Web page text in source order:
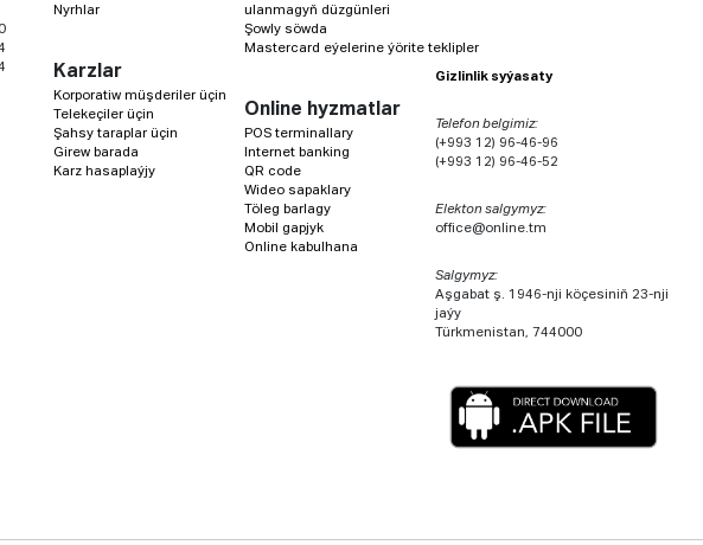
Nyrhlar
Karzlar
Korporatiw müşderiler üçin
Telekeçiler üçin
Şahsy taraplar üçin
Girew barada
Karz hasaplaýjy
ulanmagyň düzgünleri
Şowly söwda
Mastercard eýelerine ýörite teklipler
Online hyzmatlar
POS terminallary
Internet banking
QR code
Wideo sapaklary
Töleg barlagy
Mobil gapjyk
Online kabulhana
Gizlinlik syýasaty
Telefon belgimiz:
(+993 12) 96-46-96
(+993 12) 96-46-52
Elekton salgymyz:
office@online.tm
Salgymyz:
Aşgabat ş. 1946-nji köçesiniň 23-nji
jaýy
Türkmenistan, 744000